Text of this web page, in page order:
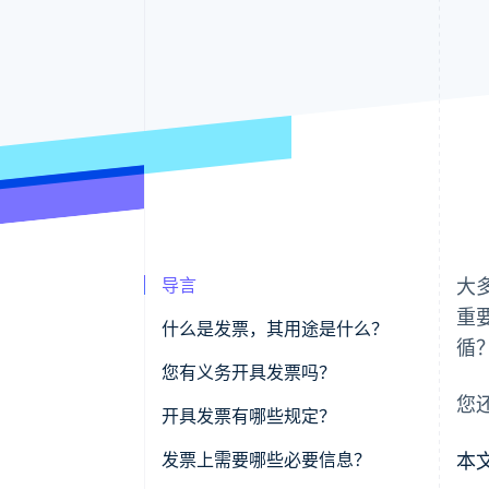
导言
什么是发票，其用途是什么？
您有义务开具发票吗？
开具发票有哪些规定？
发票上需要哪些必要信息？
大
重
循
您
本